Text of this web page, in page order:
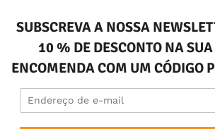
SUBSCREVA A NOSSA
10 % DE DESCONTO NA
ENCOMENDA COM UM CÓDIGO